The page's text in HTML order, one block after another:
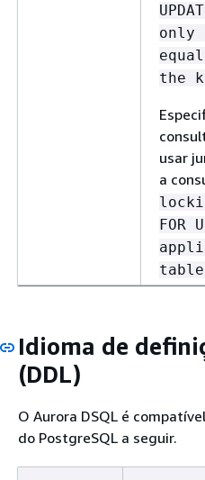
only
the
usar
a
FOR
table
Idioma de
(DDL)
O Aurora DSQL é
do PostgreSQL a seguir.